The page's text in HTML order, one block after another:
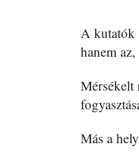
A kutatók
hanem
Mérsékelt
Más a